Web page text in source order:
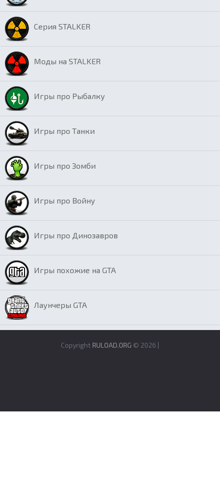
Серия STALKER
Моды на STALKER
Игры про Рыбалку
Игры про Танки
Игры про Зомби
Игры про Войну
Игры про Динозавров
Игры похожие на GTA
Лаунчеры GTA
Copyright RULOAD.ORG © 2026 |